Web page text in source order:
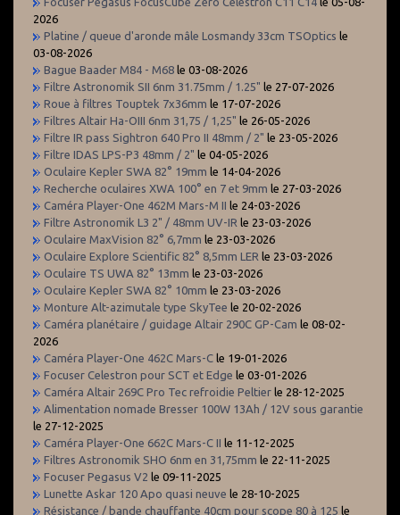
2026
Platine / queue d'aronde mâle Losmandy 33cm TSOptics le
03-08-2026
Bague Baader M84 - M68 le 03-08-2026
Filtre Astronomik SII 6nm 31.75mm / 1.25" le 27-07-2026
Roue à filtres Touptek 7x36mm le 17-07-2026
Filtres Altair Ha-OIII 6nm 31,75 / 1,25" le 26-05-2026
Filtre IR pass Sightron 640 Pro II 48mm / 2" le 23-05-2026
Filtre IDAS LPS-P3 48mm / 2" le 04-05-2026
Oculaire Kepler SWA 82° 19mm le 14-04-2026
Recherche oculaires XWA 100° en 7 et 9mm le 27-03-2026
Caméra Player-One 462M Mars-M II le 24-03-2026
Filtre Astronomik L3 2" / 48mm UV-IR le 23-03-2026
Oculaire MaxVision 82° 6,7mm le 23-03-2026
Oculaire Explore Scientific 82° 8,5mm LER le 23-03-2026
Oculaire TS UWA 82° 13mm le 23-03-2026
Oculaire Kepler SWA 82° 10mm le 23-03-2026
Monture Alt-azimutale type SkyTee le 20-02-2026
Caméra planétaire / guidage Altair 290C GP-Cam le 08-02-
2026
Caméra Player-One 462C Mars-C le 19-01-2026
Focuser Celestron pour SCT et Edge le 03-01-2026
Caméra Altair 269C Pro Tec refroidie Peltier le 28-12-2025
Alimentation nomade Bresser 100W 13Ah / 12V sous garantie
le 27-12-2025
Caméra Player-One 662C Mars-C II le 11-12-2025
Filtres Astronomik SHO 6nm en 31,75mm le 22-11-2025
Focuser Pegasus V2 le 09-11-2025
Lunette Askar 120 Apo quasi neuve le 28-10-2025
Résistance / bande chauffante 40cm pour scope 80 à 125 le